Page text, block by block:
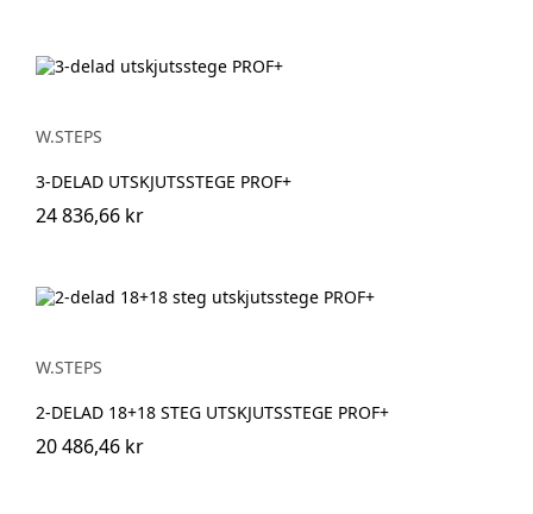
W.STEPS
3-DELAD UTSKJUTSSTEGE PROF+
24 836,66 kr
W.STEPS
2-DELAD 18+18 STEG UTSKJUTSSTEGE PROF+
20 486,46 kr